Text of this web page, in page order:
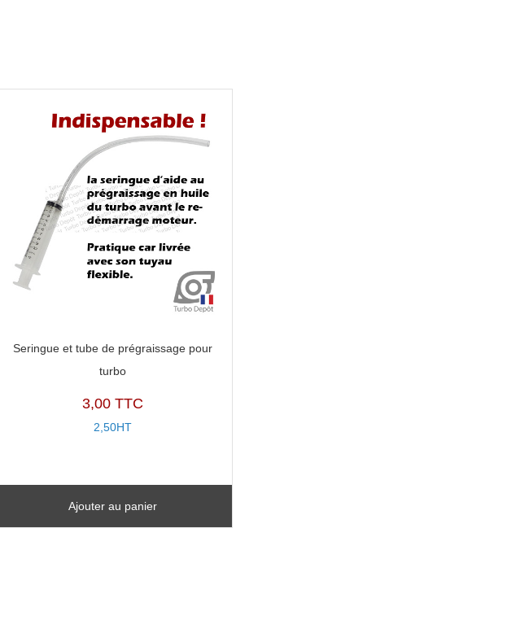
Seringue et tube de prégraissage pour
turbo
3,00 TTC
2,50HT
Ajouter au panier